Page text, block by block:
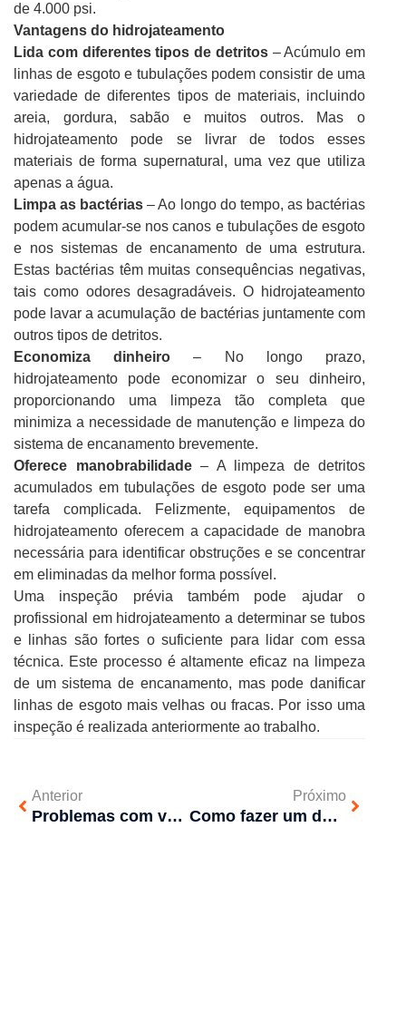
de 4.000 psi.
Vantagens do hidrojateamento
Lida com diferentes tipos de detritos– Acúmulo em
linhas de esgoto e tubulações podem consistir de uma
variedade de diferentes tipos de materiais, incluindo
areia, gordura, sabão e muitos outros. Mas o
hidrojateamento pode se livrar de todos esses
materiais de forma supernatural, uma vez que utiliza
apenas a água.
Limpa as bactérias – Ao longo do tempo, as bactérias
podem acumular-se nos canos e tubulações de esgoto
e nos sistemas de encanamento de uma estrutura.
Estas bactérias têm muitas consequências negativas,
tais como odores desagradáveis. O hidrojateamento
pode lavar a acumulação de bactérias juntamente com
outros tipos de detritos.
Economiza dinheiro – No longo prazo,
hidrojateamento pode economizar o seu dinheiro,
proporcionando uma limpeza tão completa que
minimiza a necessidade de manutenção e limpeza do
sistema de encanamento brevemente.
Oferece manobrabilidade– A limpeza de detritos
acumulados em tubulações de esgoto pode ser uma
tarefa complicada. Felizmente, equipamentos de
hidrojateamento oferecem a capacidade de manobra
necessária para identificar obstruções e se concentrar
em eliminadas da melhor forma possível.
Uma inspeção prévia também pode ajudar o
profissional em hidrojateamento a determinar se tubos
e linhas são fortes o suficiente para lidar com essa
técnica. Este processo é altamente eficaz na limpeza
de um sistema de encanamento, mas pode danificar
linhas de esgoto mais velhas ou fracas. Por isso uma
inspeção é realizada anteriormente ao trabalho.
Anterior
Problemas com vaso sanitário entupido. Saiba o que fazer
Próximo
Como fazer um desentupimento de cano?